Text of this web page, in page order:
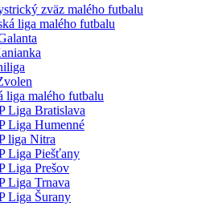
zväz malého futbalu
liga malého futbalu
liga malého futbalu
Liga Bratislava
Liga Humenné
liga Nitra
Liga Piešťany
Liga Prešov
Liga Trnava
Liga Šurany